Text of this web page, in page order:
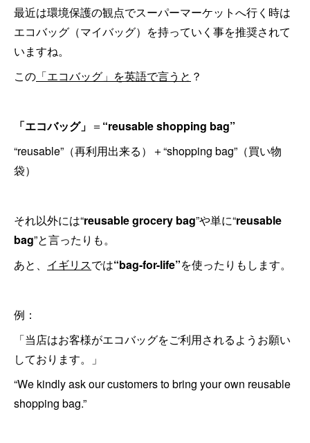
最近は環境保護の観点でスーパーマーケットへ行く時は
エコバッグ（マイバッグ）を持っていく事を推奨されて
いますね。
この 「エコバッグ」を英語で言うと ？
「エコバッグ」 ＝ “reusable shopping bag”
“reusable”（再利用出来る）＋“shopping bag”（買い物
袋）
それ以外には“reusable grocery bag”や単に“reusable
bag”と言ったりも。
あと、 イギリスでは“bag-for-life”を使ったりもします。
例：
「当店はお客様がエコバッグをご利用されるようお願い
しております。」
“We kindly ask our customers to bring your own reusable
shopping bag.”